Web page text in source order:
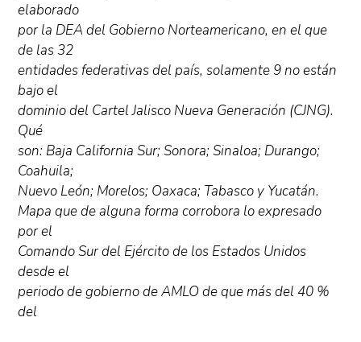
elaborado
por la DEA del Gobierno Norteamericano, en el que
de las 32
entidades federativas del país, solamente 9 no están
bajo el
dominio del Cartel Jalisco Nueva Generación (CJNG).
Qué
son: Baja California Sur; Sonora; Sinaloa; Durango;
Coahuila;
Nuevo León; Morelos; Oaxaca; Tabasco y Yucatán.
Mapa que de alguna forma corrobora lo expresado
por el
Comando Sur del Ejército de los Estados Unidos
desde el
periodo de gobierno de AMLO de que más del 40 %
del